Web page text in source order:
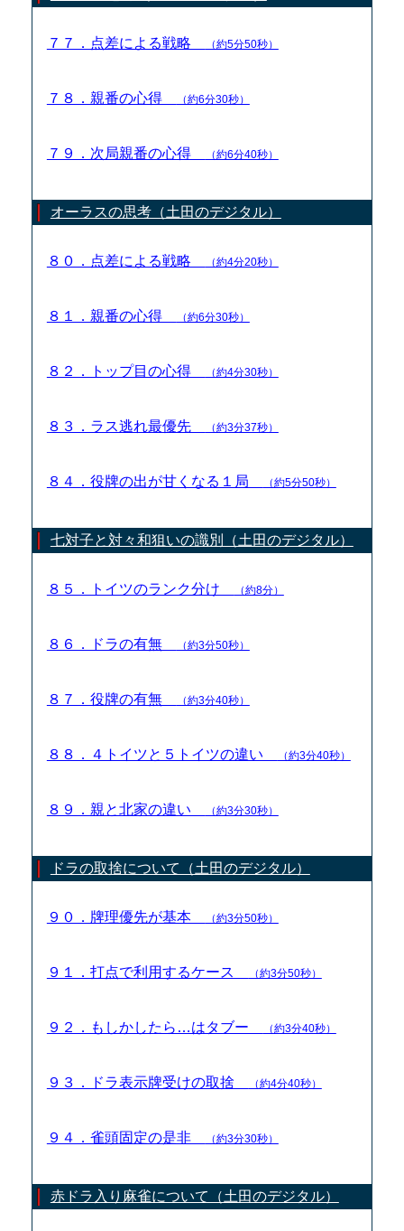
７７．点差による戦略 （約5分50秒）
７８．親番の心得 （約6分30秒）
７９．次局親番の心得 （約6分40秒）
オーラスの思考（土田のデジタル）
８０．点差による戦略 （約4分20秒）
８１．親番の心得 （約6分30秒）
８２．トップ目の心得 （約4分30秒）
８３．ラス逃れ最優先 （約3分37秒）
８４．役牌の出が甘くなる１局 （約5分50秒）
七対子と対々和狙いの識別（土田のデジタル）
８５．トイツのランク分け （約8分）
８６．ドラの有無 （約3分50秒）
８７．役牌の有無 （約3分40秒）
８８．４トイツと５トイツの違い （約3分40秒）
８９．親と北家の違い （約3分30秒）
ドラの取捨について（土田のデジタル）
９０．牌理優先が基本 （約3分50秒）
９１．打点で利用するケース （約3分50秒）
９２．もしかしたら…はタブー （約3分40秒）
９３．ドラ表示牌受けの取捨 （約4分40秒）
９４．雀頭固定の是非 （約3分30秒）
赤ドラ入り麻雀について（土田のデジタル）